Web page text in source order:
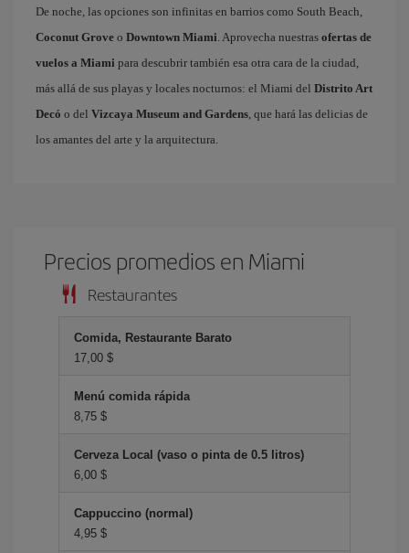
De noche, las opciones son infinitas en barrios como South Beach,
Coconut Grove o Downtown Miami . Aprovecha nuestras ofertas de
vuelos a Miami para descubrir también esa otra cara de la ciudad,
más allá de sus playas y locales nocturnos: el Miami del Distrito Art
Decó o del Vizcaya Museum and Gardens , que hará las delicias de
los amantes del arte y la arquitectura.
Precios promedios en Miami
Restaurantes
Comida, Restaurante Barato
17,00 $
Menú comida rápida
8,75 $
Cerveza Local (vaso o pinta de 0.5 litros)
6,00 $
Cappuccino (normal)
4,95 $